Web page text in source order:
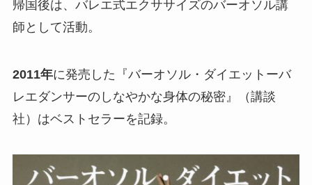
帰国後は、バレエ式エクササイズのバーオソル講
師として活動。
2011年に発売した『バーオソル・ダイエットーバ
レエダンサーのしなやかな身体の秘密』（講談
社）はベストセラーを記録。